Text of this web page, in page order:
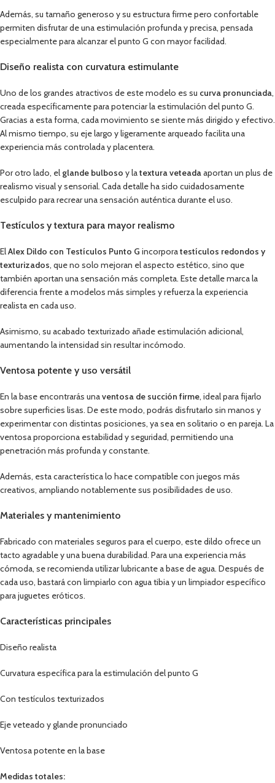
Además, su tamaño generoso y su estructura firme pero confortable
permiten disfrutar de una estimulación profunda y precisa, pensada
especialmente para alcanzar el punto G con mayor facilidad.
Diseño realista con curvatura estimulante
Uno de los grandes atractivos de este modelo es su curva pronunciada,
creada específicamente para potenciar la estimulación del punto G.
Gracias a esta forma, cada movimiento se siente más dirigido y efectivo.
Al mismo tiempo, su eje largo y ligeramente arqueado facilita una
experiencia más controlada y placentera.
Por otro lado, el glande bulboso y latextura veteadaaportan un plus de
realismo visual y sensorial. Cada detalle ha sido cuidadosamente
esculpido para recrear una sensación auténtica durante el uso.
Testículos y textura para mayor realismo
ElAlex Dildo con Testículos Punto G incorporatestículos redondos y
texturizados, que no solo mejoran el aspecto estético, sino que
también aportan una sensación más completa. Este detalle marca la
diferencia frente a modelos más simples y refuerza la experiencia
realista en cada uso.
Asimismo, su acabado texturizado añade estimulación adicional,
aumentando la intensidad sin resultar incómodo.
Ventosa potente y uso versátil
En la base encontrarás unaventosa de succión firme, ideal para fijarlo
sobre superficies lisas. De este modo, podrás disfrutarlo sin manos y
experimentar con distintas posiciones, ya sea en solitario o en pareja. La
ventosa proporciona estabilidad y seguridad, permitiendo una
penetración más profunda y constante.
Además, esta característica lo hace compatible con juegos más
creativos, ampliando notablemente sus posibilidades de uso.
Materiales y mantenimiento
Fabricado con materiales seguros para el cuerpo, este dildo ofrece un
tacto agradable y una buena durabilidad. Para una experiencia más
cómoda, se recomienda utilizar lubricante a base de agua. Después de
cada uso, bastará con limpiarlo con agua tibia y un limpiador específico
para juguetes eróticos.
Características principales
Diseño realista
Curvatura específica para la estimulación del punto G
Con testículos texturizados
Eje veteado y glande pronunciado
Ventosa potente en la base
Medidas totales: